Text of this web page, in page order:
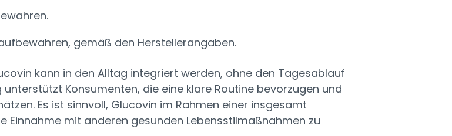
gemäß den Herstellerangaben.
kann in den Alltag integriert werden, ohne den Tagesablauf
Konsumenten, die eine klare Routine bevorzugen und
Es ist sinnvoll, Glucovin im Rahmen einer insgesamt
Einnahme mit anderen gesunden Lebensstilmaßnahmen zu